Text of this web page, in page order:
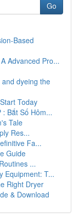
Go
Based
Advanced Pro...
dyeing the
Today
: Bắt Số Hôm...
Tale
Res...
Fa...
Guide
...
Equipment: T...
Right Dryer
& Download